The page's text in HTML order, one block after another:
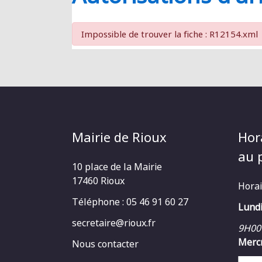
RIOUX
Impossible de trouver la fiche : R12154.xml
Mairie de Rioux
10 place de la Mairie
17460 Rioux
Téléphone : 05 46 91 60 27
secretaire@rioux.fr
Nous contacter
au